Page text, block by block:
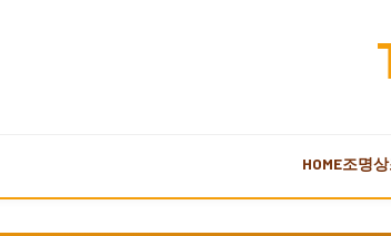
HOME조명